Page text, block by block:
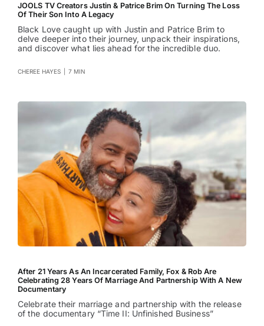
JOOLS TV Creators Justin & Patrice Brim On Turning The Loss
Of Their Son Into A Legacy
Black Love caught up with Justin and Patrice Brim to
delve deeper into their journey, unpack their inspirations,
and discover what lies ahead for the incredible duo.
CHEREE HAYES 7 MIN
After 21 Years As An Incarcerated Family, Fox & Rob Are
Celebrating 28 Years Of Marriage And Partnership With A New
Documentary
Celebrate their marriage and partnership with the release
of the documentary “Time II: Unfinished Business”